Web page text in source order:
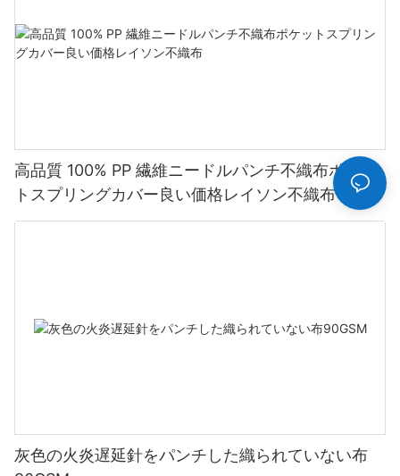
高品質 100% PP 繊維ニードルパンチ不織布ポケッ
トスプリングカバー良い価格レイソン不織布
灰色の火炎遅延針をパンチした織られていない布